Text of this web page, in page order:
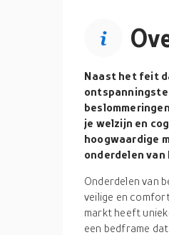
Naast het feit
je welzijn en
hoogwaardige
onderdelen van
Onderdelen van
veilige en
markt heeft
een bedframe